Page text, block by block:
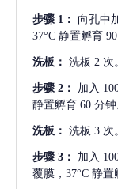
步骤 1： 向孔中
37°C 静置孵育 90
洗板： 洗板 2 次
步骤 2： 加入
静置孵育 60 分钟
洗板： 洗板 3 次
步骤 3： 加入
覆膜，37°C 静置